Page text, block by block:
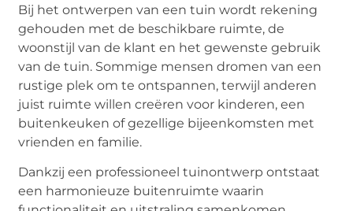
Bij het ontwerpen van een tuin wordt rekening
gehouden met de beschikbare ruimte, de
woonstijl van de klant en het gewenste gebruik
van de tuin. Sommige mensen dromen van een
rustige plek om te ontspannen, terwijl anderen
juist ruimte willen creëren voor kinderen, een
buitenkeuken of gezellige bijeenkomsten met
vrienden en familie.
Dankzij een professioneel tuinontwerp ontstaat
een harmonieuze buitenruimte waarin